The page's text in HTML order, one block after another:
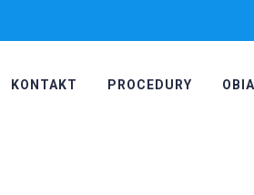
KONTAKT PROCEDURY